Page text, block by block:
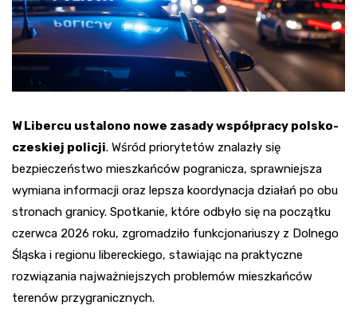
W Libercu ustalono nowe zasady współpracy polsko-
czeskiej policji. Wśród priorytetów znalazły się
bezpieczeństwo mieszkańców pogranicza, sprawniejsza
wymiana informacji oraz lepsza koordynacja działań po obu
stronach granicy. Spotkanie, które odbyło się na początku
czerwca 2026 roku, zgromadziło funkcjonariuszy z Dolnego
Śląska i regionu libereckiego, stawiając na praktyczne
rozwiązania najważniejszych problemów mieszkańców
terenów przygranicznych.